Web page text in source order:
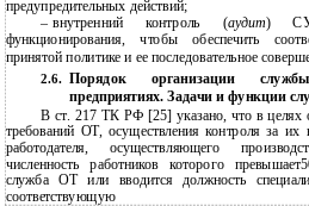
предупредительных действий;
– внутренний контроль (аудит)
функционирования, чтобы обеспечить
принятой политике и ее последовательное
2.6. Порядок организации
предприятиях. Задачи и функции
В ст. 217 ТК РФ [25] указано, что в целях
требований ОТ, осуществления контроля за
работодателя, осуществляющего
численность работников которого
служба ОТ или вводится должность
соответствующую